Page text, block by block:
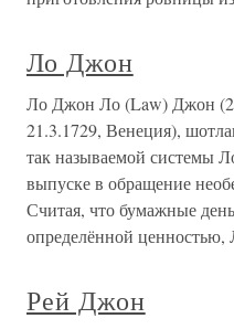
Ло Джон
Ло Джон Ло (Law) Джон
21.3.1729, Венеция),
так называемой системы
выпуске в обращение
Считая, что бумажные
определённой ценностью,
Рей Джон